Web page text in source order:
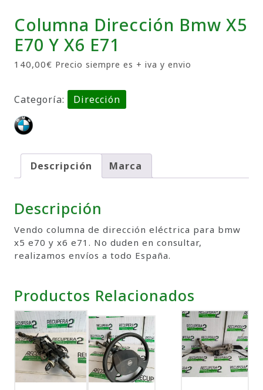
Columna Dirección Bmw X5
E70 Y X6 E71
140,00€ Precio siempre es + iva y envio
Categoría: Dirección
Descripción Marca
Descripción
Vendo columna de dirección eléctrica para bmw
x5 e70 y x6 e71. No duden en consultar,
realizamos envíos a todo España.
Productos Relacionados